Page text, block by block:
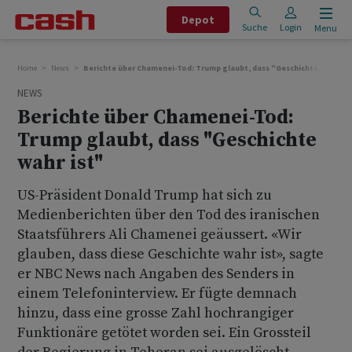
Depot
Suche Login Menu
Home News Berichte über Chamenei-Tod: Trump glaubt, dass "Geschichte wahr
NEWS
Berichte über Chamenei-Tod:
Trump glaubt, dass "Geschichte
wahr ist"
US-Präsident Donald Trump hat sich zu
Medienberichten über den Tod des iranischen
Staatsführers Ali Chamenei geäussert. «Wir
glauben, dass diese Geschichte wahr ist», sagte
er NBC News nach Angaben des Senders in
einem Telefoninterview. Er fügte demnach
hinzu, dass eine grosse Zahl hochrangiger
Funktionäre getötet worden sei. Ein Grossteil